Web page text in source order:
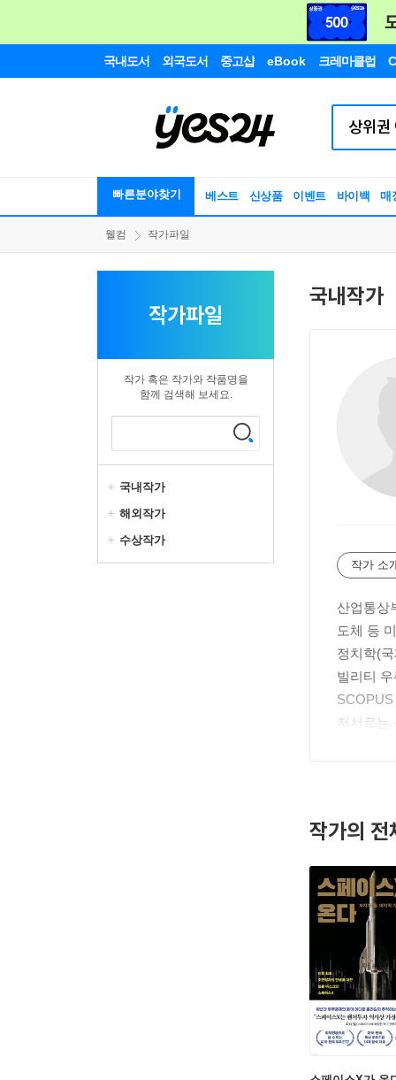
국내도서 외국도서 중고샵 eBook 크레마클럽
빠른분야찾기 베스트 신상품 이벤트 바이백 매
웰컴 작가파일
작가파일
작가 혹은 작가와 작품명을
함께 검색해 보세요.
국내작가
해외작가
수상작가
국내작가
작가 소
산업통상
도체 등
정치학(
빌리티
저서로
작가의 전